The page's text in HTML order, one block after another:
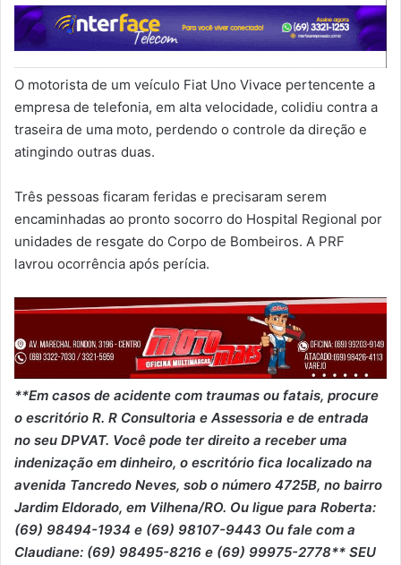
O motorista de um veículo Fiat Uno Vivace pertencente a
empresa de telefonia, em alta velocidade, colidiu contra a
traseira de uma moto, perdendo o controle da direção e
atingindo outras duas.
Três pessoas ficaram feridas e precisaram serem
encaminhadas ao pronto socorro do Hospital Regional por
unidades de resgate do Corpo de Bombeiros. A PRF
lavrou ocorrência após perícia.
**Em casos de acidente com traumas ou fatais, procure
o escritório R. R Consultoria e Assessoria e de entrada
no seu DPVAT. Você pode ter direito a receber uma
indenização em dinheiro, o escritório fica localizado na
avenida Tancredo Neves, sob o número 4725B, no bairro
Jardim Eldorado, em Vilhena/RO. Ou ligue para Roberta:
(69) 98494-1934 e (69) 98107-9443 Ou fale com a
Claudiane: (69) 98495-8216 e (69) 99975-2778** SEU